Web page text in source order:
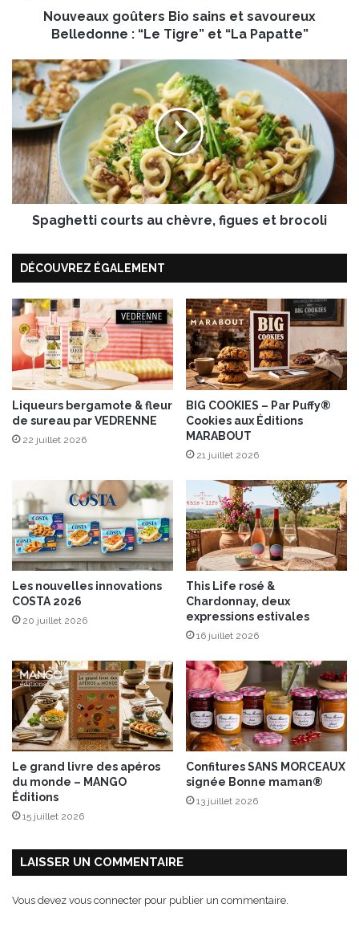
e
r
s
i
o
a
i
e
s
a
v
u
r
e
u
x
B
e
d
o
n
n
e
:
“
T
i
g
r
e
e
t
“
a
Nouveaux goûters Bio sains et savoureux
Belledonne : “Le Tigre” et “La Papatte”
S
p
e
t
i
u
s
a
c
h
è
v
r
e
g
u
e
s
e
t
b
r
c
o
l
i
Spaghetti courts au chèvre, figues et brocoli
DÉCOUVREZ ÉGALEMENT
Liqueurs bergamote & fleur
de sureau par VEDRENNE
22 juillet 2026
BIG COOKIES – Par Puffy®
Cookies aux Éditions
MARABOUT
21 juillet 2026
Les nouvelles innovations
COSTA 2026
20 juillet 2026
This Life rosé &
Chardonnay, deux
expressions estivales
16 juillet 2026
Le grand livre des apéros
du monde – MANGO
Éditions
15 juillet 2026
Confitures SANS MORCEAUX
signée Bonne maman®
13 juillet 2026
LAISSER UN COMMENTAIRE
Vous devez vous connecter pour publier un commentaire.